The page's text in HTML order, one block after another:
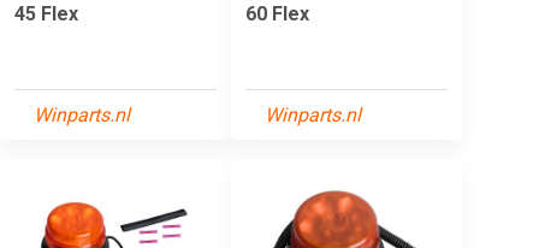
45 Flex
Winparts.nl
60 Flex
Winparts.nl